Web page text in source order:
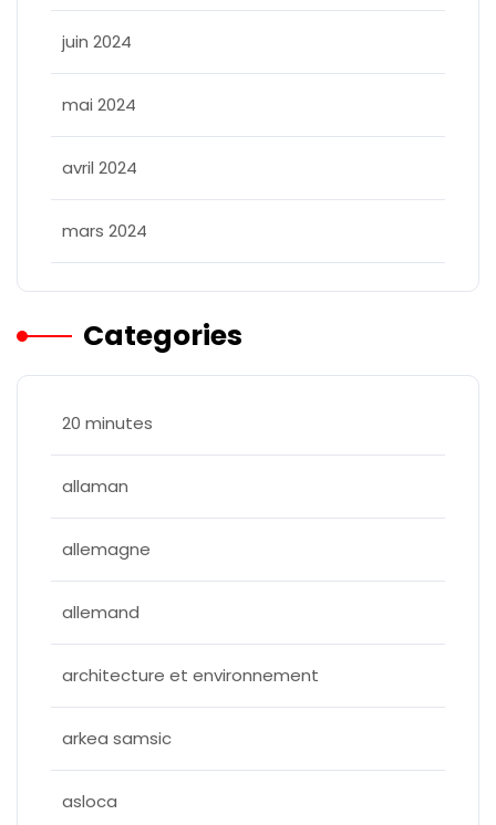
juin 2024
mai 2024
avril 2024
mars 2024
Categories
20 minutes
allaman
allemagne
allemand
architecture et environnement
arkea samsic
asloca